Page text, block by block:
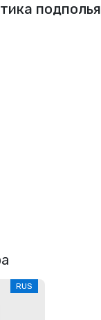
подполья
RUS